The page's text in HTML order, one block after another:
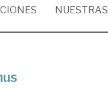
NUESTRAS